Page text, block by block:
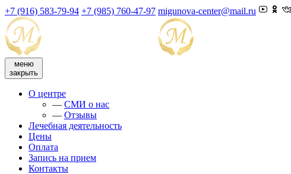
+7 (916) 583-79-94 +7 (985) 760-47-97 migunova-center@mail.ru
меню
закрыть
О центре
— СМИ о нас
— Отзывы
Лечебная деятельность
Цены
Оплата
Запись на прием
Контакты